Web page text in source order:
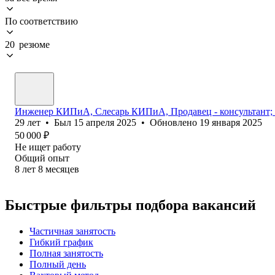
По соответствию
20 резюме
Инженер КИПиА, Слесарь КИПиА, Продавец -
29 лет • Был 15 апреля 2025 • Обновлено 19 января 2025
50 000 ₽
Не ищет работу
Общий опыт
8 лет 8 месяцев
Быстрые фильтры подбора вакансий
Частичная занятость
Гибкий график
Полная занятость
Полный день